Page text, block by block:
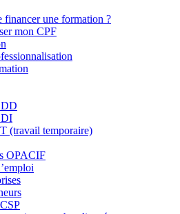
financer une formation ?
mon CPF
(travail temporaire)
OPACIF